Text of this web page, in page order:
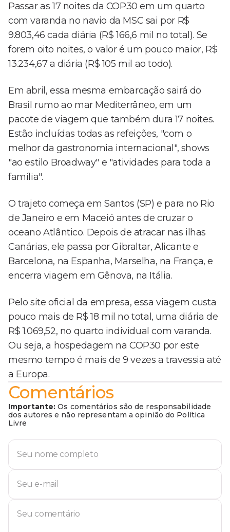
Passar as 17 noites da COP30 em um quarto
com varanda no navio da MSC sai por R$
9.803,46 cada diária (R$ 166,6 mil no total). Se
forem oito noites, o valor é um pouco maior, R$
13.234,67 a diária (R$ 105 mil ao todo).
Em abril, essa mesma embarcação sairá do
Brasil rumo ao mar Mediterrâneo, em um
pacote de viagem que também dura 17 noites.
Estão incluídas todas as refeições, "com o
melhor da gastronomia internacional", shows
"ao estilo Broadway" e "atividades para toda a
família".
O trajeto começa em Santos (SP) e para no Rio
de Janeiro e em Maceió antes de cruzar o
oceano Atlântico. Depois de atracar nas ilhas
Canárias, ele passa por Gibraltar, Alicante e
Barcelona, na Espanha, Marselha, na França, e
encerra viagem em Gênova, na Itália.
Pelo site oficial da empresa, essa viagem custa
pouco mais de R$ 18 mil no total, uma diária de
R$ 1.069,52, no quarto individual com varanda.
Ou seja, a hospedagem na COP30 por este
mesmo tempo é mais de 9 vezes a travessia até
a Europa.
Comentários
Importante: Os comentários são de responsabilidade
dos autores e não representam a opinião do Política
Livre